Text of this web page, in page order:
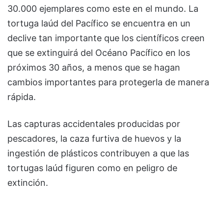
30.000 ejemplares como este en el mundo. La
tortuga laúd del Pacífico se encuentra en un
declive tan importante que los científicos creen
que se extinguirá del Océano Pacífico en los
próximos 30 años, a menos que se hagan
cambios importantes para protegerla de manera
rápida.
Las capturas accidentales producidas por
pescadores, la caza furtiva de huevos y la
ingestión de plásticos contribuyen a que las
tortugas laúd figuren como en peligro de
extinción.